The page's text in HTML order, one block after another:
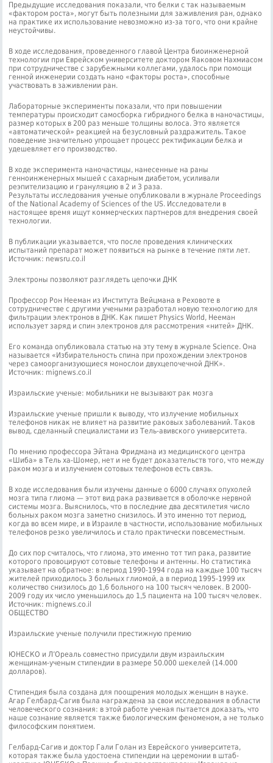
Предыдущие исследования показали, что белки с так называемым
«фактором роста», могут быть полезными для заживления ран, однако
на практике их использование невозможно из-за того, что они крайне
неустойчивы.
В ходе исследования, проведенного главой Центра биоинженерной
технологии при Еврейском университете доктором Яаковом Нахмиасом
при сотрудничестве с зарубежными коллегами, удалось при помощи
генной инженерии создать нано «факторы роста», способные
участвовать в заживлении ран.
Лабораторные эксперименты показали, что при повышении
температуры происходит самосборка гибридного белка в наночастицы,
размер которых в 200 раз меньше толщины волоса. Это является
«автоматической» реакцией на безусловный раздражитель. Такое
поведение значительно упрощает процесс ректификации белка и
удешевляет его производство.
В ходе эксперимента наночастицы, нанесенные на раны
генноинженерных мышей с сахарным диабетом, усиливали
реэпителизацию и грануляцию в 2 и 3 раза.
Результаты исследования ученые опубликовали в журнале Proceedings
of the National Academy of Sciences of the US. Исследователи в
настоящее время ищут коммерческих партнеров для внедрения своей
технологии.
В публикации указывается, что после проведения клинических
испытаний препарат может появиться на рынке в течение пяти лет.
Источник: newsru.co.il
Электроны позволяют разглядеть цепочки ДНК
Профессор Рон Нееман из Института Вейцмана в Реховоте в
сотрудничестве с другими учеными разработал новую технологию для
фильтрации электронов в ДНК. Как пишет Physics World, Нееман
использует заряд и спин электронов для рассмотрения «нитей» ДНК.
Его команда опубликовала статью на эту тему в журнале Science. Она
называется «Избирательность спина при прохождении электронов
через самоорганизующиеся монослои двухцепочечной ДНК».
Источник: mignews.co.il
Израильские ученые: мобильники не вызывают рак мозга
Израильские ученые пришли к выводу, что излучение мобильных
телефонов никак не влияет на развитие раковых заболеваний. Таков
вывод, сделанный специалистами из Тель-авивского университета.
По мнению профессора Эйтана Фридмана из медицинского центра
«Шиба» в Тель ха-Шомер, нет и не будет доказательств того, что между
раком мозга и излучением сотовых телефонов есть связь.
В ходе исследования были изучены данные о 6000 случаях опухолей
мозга типа глиома — этот вид рака развивается в оболочке нервной
системы мозга. Выяснилось, что в последние два десятилетия число
больных раком мозга заметно снизилось. И это именно тот период,
когда во всем мире, и в Израиле в частности, использование мобильных
телефонов резко увеличилось и стало практически повсеместным.
До сих пор считалось, что глиома, это именно тот тип рака, развитие
которого провоцируют сотовые телефоны и антенны. Но статистика
указывает на обратное: в период 1990-1994 года на каждые 100 тысяч
жителей приходилось 3 больных глиомой, а в период 1995-1999 их
количество снизилось до 1,6 больного на 100 тысяч человек. В 2000-
2009 году их число уменьшилось до 1,5 пациента на 100 тысяч человек.
Источник: mignews.co.il
ОБЩЕСТВО
Израильские ученые получили престижную премию
ЮНЕСКО и Л’Ореаль совместно присудили двум израильским
женщинам-ученым стипендии в размере 50.000 шекелей (14.000
долларов).
Стипендия была создана для поощрения молодых женщин в науке.
Агар Гелбард-Сагив была награждена за свои исследования в области
человеческого сознания: в этой работе ученая пытается доказать, что
наше сознание является также биологическим феноменом, а не только
философским понятием.
Гелбард-Сагив и доктор Гали Голан из Еврейского университета,
которая также была удостоена стипендии на церемонии в штаб-